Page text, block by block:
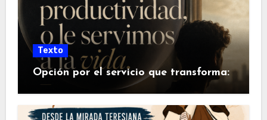
Texto
Opción por el servicio que transforma: